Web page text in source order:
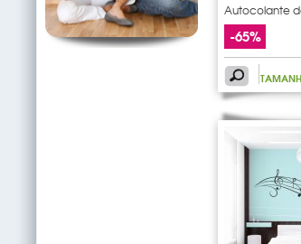
Autocolante
pauta
-65%